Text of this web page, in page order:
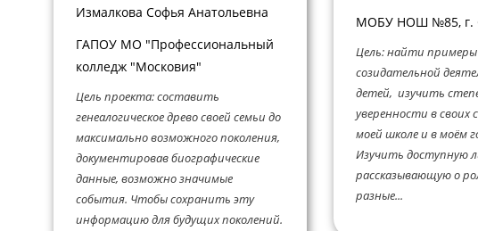
Измалкова Софья Анатольевна
ГАПОУ МО "Профессиональный
колледж "Московия"
Цель проекта: составить
генеалогическое древо своей семьи до
максимально возможного поколения,
документировав биографические
данные, возможно значимые
события. Чтобы сохранить эту
информацию для будущих поколений.
МОБУ НОШ №85, г.
Цель: найти примеры
созидательной
детей, изучить
уверенности в своих
моей школе и в моём
Изучить доступную
рассказывающую о
разные...